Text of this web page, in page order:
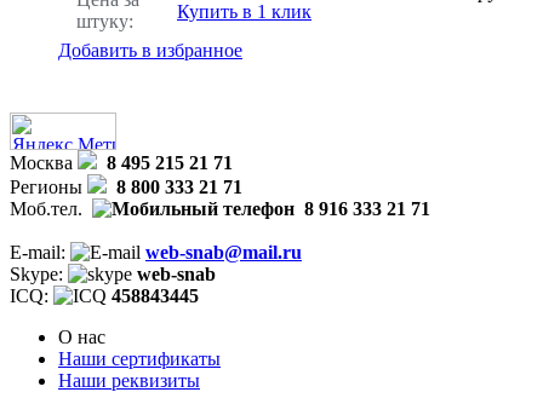
штуку:
Купить в 1 клик
Добавить в избранное
Москва
8 495 215 21 71
Регионы
8 800 333 21 71
Моб.тел.
8 916 333 21 71
E-mail:
web-snab@mail.ru
Skype:
web-snab
ICQ:
458843445
О нас
Наши сертификаты
Наши реквизиты